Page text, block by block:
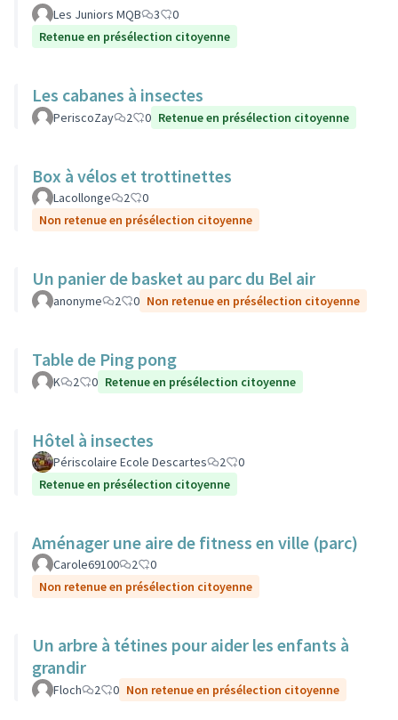
Les Juniors MQB 3
0
Retenue en présélection citoyenne
Les cabanes à insectes
PeriscoZay 2 0 Retenue en présélection citoyenne
Box à vélos et trottinettes
Lacollonge 2
0
Non retenue en présélection citoyenne
Un panier de basket au parc du Bel air
anonyme 2 0 Non retenue en présélection citoyenne
Table de Ping pong
K 2 0 Retenue en présélection citoyenne
Hôtel à insectes
Périscolaire Ecole Descartes 2
0
Retenue en présélection citoyenne
Aménager une aire de fitness en ville (parc)
Carole69100 2
0
Non retenue en présélection citoyenne
Un arbre à tétines pour aider les enfants à
grandir
Floch 2 0 Non retenue en présélection citoyenne